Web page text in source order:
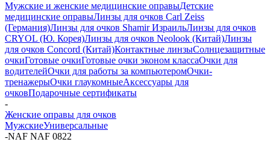
Мужские и женские медицинские оправыДетские
медицинские оправыЛинзы для очков Carl Zeiss
(Германия)Линзы для очков Shamir ИзраильЛинзы для очков
CRYOL (Ю. Корея)Линзы для очков Neolook (Китай)Линзы
для очков Concord (Китай)Контактные линзыСолнцезащитные
очкиГотовые очкиГотовые очки эконом классаОчки для
водителейОчки для работы за компьютеромОчки-
тренажерыОчки глаукомныеАксессуары для
очковПодарочные сертификаты
-
Женские оправы для очков
МужскиеУниверсальные
-NAF NAF 0822